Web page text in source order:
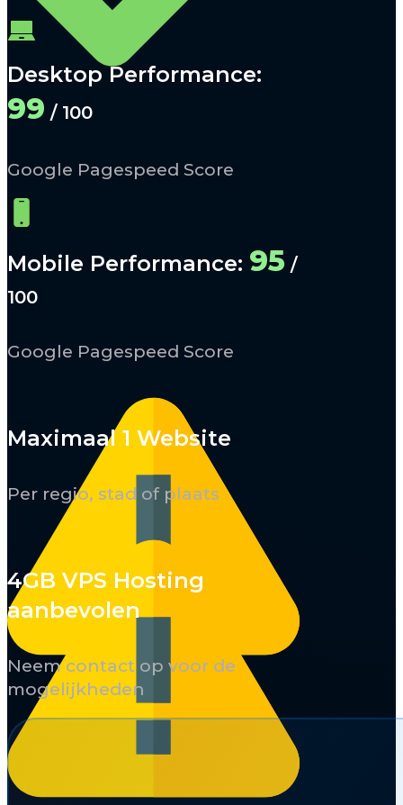
Desktop Performance:
99 / 100
Google Pagespeed Score
Mobile Performance: 95 /
100
Google Pagespeed Score
Maximaal 1 Website
Per regio, stad of plaats
4GB VPS Hosting
aanbevolen
Neem contact op voor de
mogelijkheden